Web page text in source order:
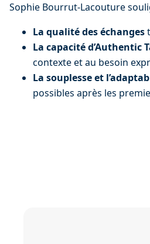
Sophie Bourrut-Lacouture
La qualité des échanges
La capacité d’Authentic
contexte et au besoin
La souplesse et
possibles après les